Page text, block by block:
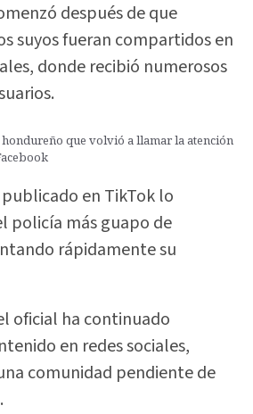
después de que
suyos fueran compartidos en
donde recibió numerosos
que volvió a llamar la atención
publicado en TikTok lo
policía más guapo de
rápidamente su
oficial ha continuado
en redes sociales,
comunidad pendiente de